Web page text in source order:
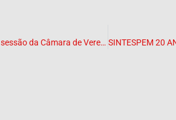
Sessão virtual: SINTESPEM participará da sessão da Câmara de Vereadores de Presidente Dutra nesta segunda 19/04